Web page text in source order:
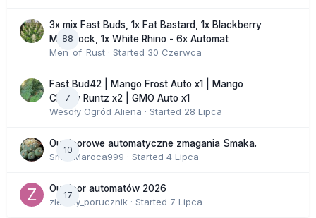
88
3x mix Fast Buds, 1x Fat Bastard, 1x Blackberry
Moonrock, 1x White Rhino - 6x Automat
Men_of_Rust · Started 30 Czerwca
7
Fast Bud42 | Mango Frost Auto x1 | Mango
Cherry Runtz x2 | GMO Auto x1
Wesoły Ogród Aliena · Started 28 Lipca
10
Outdoorowe automatyczne zmagania Smaka.
SmakMaroca999 · Started 4 Lipca
17
Outdoor automatów 2026
zielony_porucznik · Started 7 Lipca